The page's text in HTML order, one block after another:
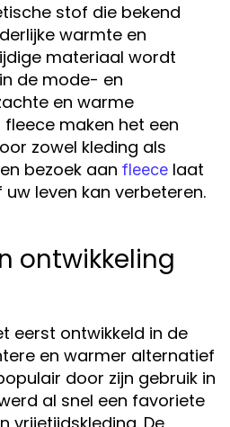
stof die bekend
warmte en
materiaal wordt
de mode- en
en warme
maken het een
zowel kleding als
bezoek aan fleece laat
leven kan verbeteren.
ontwikkeling
eerst ontwikkeld in de
en warmer alternatief
door zijn gebruik in
al snel een favoriete